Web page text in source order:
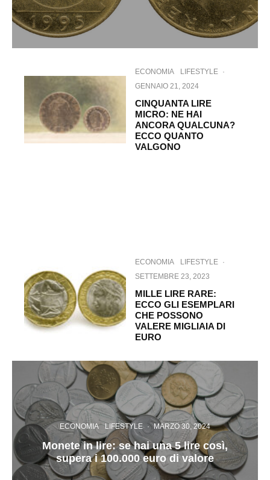
ECONOMIA LIFESTYLE ·
GENNAIO 21, 2024
CINQUANTA LIRE
MICRO: NE HAI
ANCORA QUALCUNA?
ECCO QUANTO
VALGONO
ECONOMIA LIFESTYLE ·
SETTEMBRE 23, 2023
MILLE LIRE RARE:
ECCO GLI ESEMPLARI
CHE POSSONO
VALERE MIGLIAIA DI
EURO
ECONOMIA LIFESTYLE · MARZO 30, 2024
Monete in lire: se hai una 5 lire così,
supera i 100.000 euro di valore